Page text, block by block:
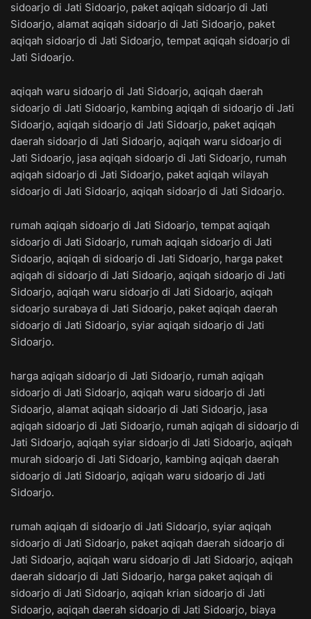
sidoarjo di Jati Sidoarjo, paket aqiqah sidoarjo di Jati
Sidoarjo, alamat aqiqah sidoarjo di Jati Sidoarjo, paket
aqiqah sidoarjo di Jati Sidoarjo, tempat aqiqah sidoarjo di
Jati Sidoarjo.
aqiqah waru sidoarjo di Jati Sidoarjo, aqiqah daerah
sidoarjo di Jati Sidoarjo, kambing aqiqah di sidoarjo di Jati
Sidoarjo, aqiqah sidoarjo di Jati Sidoarjo, paket aqiqah
daerah sidoarjo di Jati Sidoarjo, aqiqah waru sidoarjo di
Jati Sidoarjo, jasa aqiqah sidoarjo di Jati Sidoarjo, rumah
aqiqah sidoarjo di Jati Sidoarjo, paket aqiqah wilayah
sidoarjo di Jati Sidoarjo, aqiqah sidoarjo di Jati Sidoarjo.
rumah aqiqah sidoarjo di Jati Sidoarjo, tempat aqiqah
sidoarjo di Jati Sidoarjo, rumah aqiqah sidoarjo di Jati
Sidoarjo, aqiqah di sidoarjo di Jati Sidoarjo, harga paket
aqiqah di sidoarjo di Jati Sidoarjo, aqiqah sidoarjo di Jati
Sidoarjo, aqiqah waru sidoarjo di Jati Sidoarjo, aqiqah
sidoarjo surabaya di Jati Sidoarjo, paket aqiqah daerah
sidoarjo di Jati Sidoarjo, syiar aqiqah sidoarjo di Jati
Sidoarjo.
harga aqiqah sidoarjo di Jati Sidoarjo, rumah aqiqah
sidoarjo di Jati Sidoarjo, aqiqah waru sidoarjo di Jati
Sidoarjo, alamat aqiqah sidoarjo di Jati Sidoarjo, jasa
aqiqah sidoarjo di Jati Sidoarjo, rumah aqiqah di sidoarjo di
Jati Sidoarjo, aqiqah syiar sidoarjo di Jati Sidoarjo, aqiqah
murah sidoarjo di Jati Sidoarjo, kambing aqiqah daerah
sidoarjo di Jati Sidoarjo, aqiqah waru sidoarjo di Jati
Sidoarjo.
rumah aqiqah di sidoarjo di Jati Sidoarjo, syiar aqiqah
sidoarjo di Jati Sidoarjo, paket aqiqah daerah sidoarjo di
Jati Sidoarjo, aqiqah waru sidoarjo di Jati Sidoarjo, aqiqah
daerah sidoarjo di Jati Sidoarjo, harga paket aqiqah di
sidoarjo di Jati Sidoarjo, aqiqah krian sidoarjo di Jati
Sidoarjo, aqiqah daerah sidoarjo di Jati Sidoarjo, biaya